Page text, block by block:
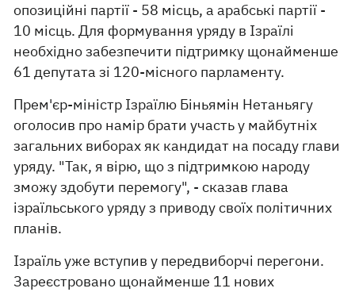
опозиційні партії - 58 місць, а арабські партії -
10 місць. Для формування уряду в Ізраїлі
необхідно забезпечити підтримку щонайменше
61 депутата зі 120-місного парламенту.
Прем'єр-міністр Ізраїлю Біньямін Нетаньягу
оголосив про намір брати участь у майбутніх
загальних виборах як кандидат на посаду глави
уряду. "Так, я вірю, що з підтримкою народу
зможу здобути перемогу", - сказав глава
ізраїльського уряду з приводу своїх політичних
планів.
Ізраїль уже вступив у передвиборчі перегони.
Зареєстровано щонайменше 11 нових